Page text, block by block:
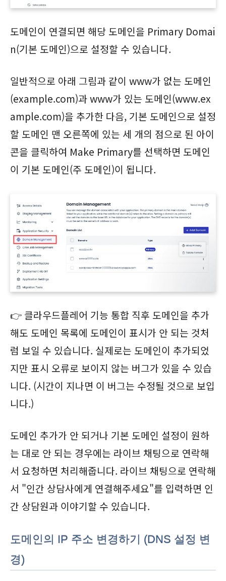
도메인이 연결되면 해당 도메인을 Primary Domai
n(기본 도메인)으로 설정할 수 있습니다.
일반적으로 아래 그림과 같이 www가 없는 도메인
(example.com)과 www가 있는 도메인(www.ex
ample.com)을 추가한 다음, 기본 도메인으로 설정
할 도메인 맨 오른쪽에 있는 세 개의 점으로 된 아이
콘을 클릭하여 Make Primary를 선택하면 도메인
이 기본 도메인(주 도메인)이 됩니다.
👉 클라우드플레어 기능 통합 직후 도메인을 추가
해도 도메인 목록에 도메인이 표시가 안 되는 것처
럼 보일 수 있습니다. 실제로는 도메인이 추가되었
지만 표시 오류로 보이지 않는 버그가 있을 수 있습
니다. (시간이 지나면 이 버그는 수정될 것으로 보입
니다.)
도메인 추가가 안 되거나 기본 도메인 설정이 원하
는 대로 안 되는 경우에는 라이브 채팅으로 연락해
서 요청하면 처리해줍니다. 라이브 채팅으로 연락해
서 "인간 상담사에게 연결해주세요"를 입력하면 인
간 상담원과 이야기할 수 있습니다.
도메인의 IP 주소 변경하기 (DNS 설정 변
경)